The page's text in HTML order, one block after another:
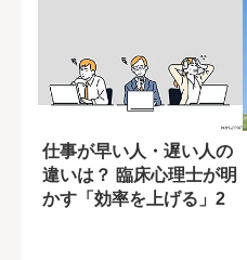
仕事が早い人・遅い人の
違いは？ 臨床心理士が明
かす「効率を上げる」2